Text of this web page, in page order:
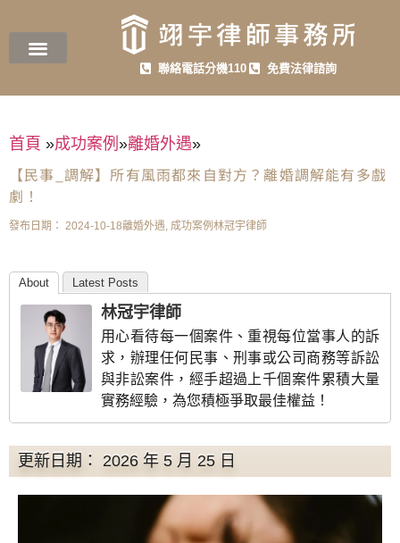
聯絡電話分機110 免費法律諮詢
首頁 »成功案例 »離婚外遇»
【民事_調解】所有風雨都來自對方？離婚調解能有多戲
劇！
發布日期： 2024-10-18離婚外遇, 成功案例 林冠宇律師
About Latest Posts
林冠宇律師
用心看待每一個案件、重視每位當事人的訴
求，辦理任何民事、刑事或公司商務等訴訟
與非訟案件，經手超過上千個案件累積大量
實務經驗，為您積極爭取最佳權益！
更新日期： 2026 年 5 月 25 日